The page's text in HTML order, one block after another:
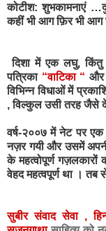
कोटीश: शुभकामनाएं
कहीं भी आग फ़िर भी आग
दिशा में एक लघु, किंतु
पत्रिका “वाटिका “ और
विभिन्न विधाओं में
, विल्कुल उसी तरह जैसे
वर्ष-२००७ में नेट पर एक
नज़र गयी और उसमें
के महत्वोपूर्ण
वेहद महत्वपूर्ण था । तब
सुबीर संवाद सेवा,